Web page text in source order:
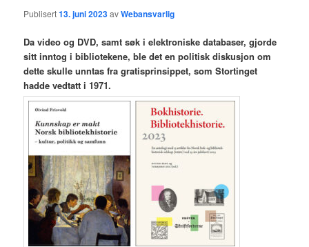
Publisert13. juni 2023avWebansvarlig
Da video og DVD, samt søk i elektroniske databaser, gjorde
sitt inntog i bibliotekene, ble det en politisk diskusjon om
dette skulle unntas fra gratisprinsippet, som Stortinget
hadde vedtatt i 1971.